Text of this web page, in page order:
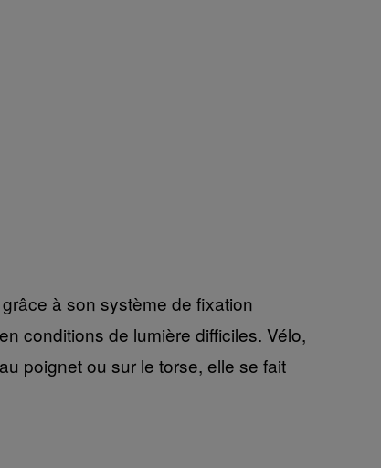
à son système de fixation
conditions de lumière difficiles. Vélo,
poignet ou sur le torse, elle se fait